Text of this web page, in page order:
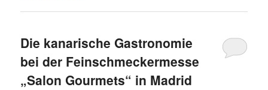
Die kanarische Gastronomie
bei der Feinschmeckermesse
„Salon Gourmets“ in Madrid